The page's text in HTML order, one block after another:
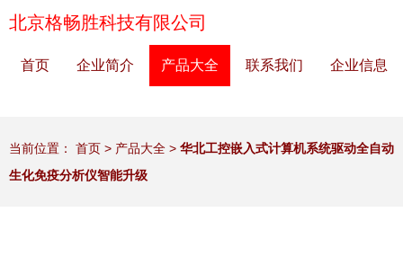
北京格畅胜科技有限公司
首页 企业简介 产品大全 联系我们 企业信息
当前位置： 首页 > 产品大全 > 华北工控嵌入式计算机系统驱动全自动
生化免疫分析仪智能升级